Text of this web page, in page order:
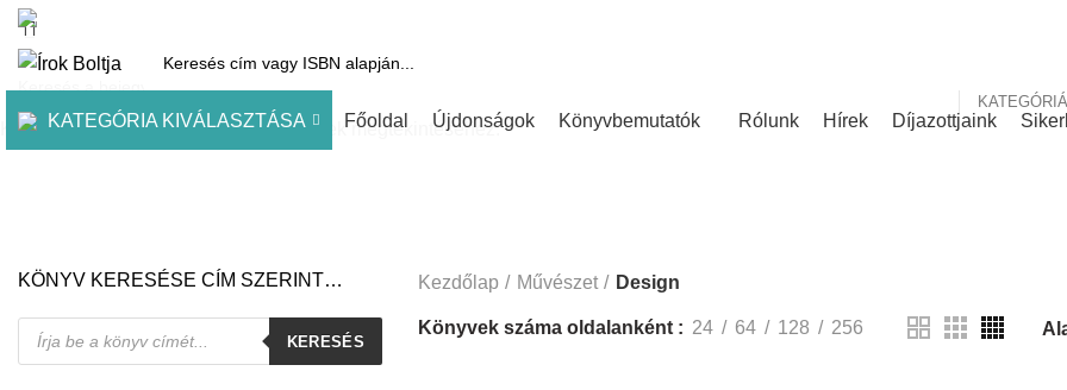
KATEGÓRIA KIVÁLASZTÁSA Főoldal Újdonságok Könyvbemutatók Rólunk Hírek Díjazottjaink
KÖNYV KERESÉSE CÍM SZERINT…
Products
search
KERESÉS
Kezdőlap Művészet Design
Könyvek száma oldalanként 24 64 128 256
Kezdje el gépelni a keresett bejegyzések megtekintéséhez.